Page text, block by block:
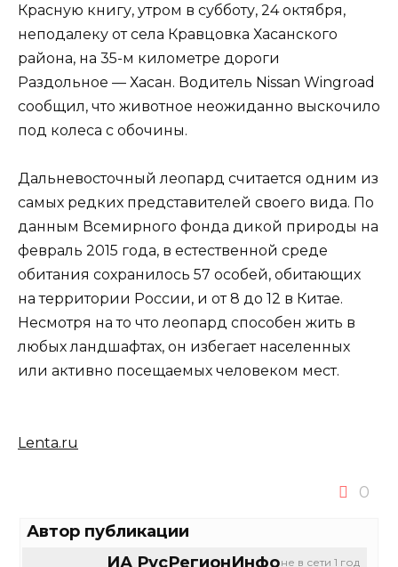
Красную книгу, утром в субботу, 24 октября,
неподалеку от села Кравцовка Хасанского
района, на 35-м километре дороги
Раздольное — Хасан. Водитель Nissan Wingroad
сообщил, что животное неожиданно выскочило
под колеса с обочины.
Дальневосточный леопард считается одним из
самых редких представителей своего вида. По
данным Всемирного фонда дикой природы на
февраль 2015 года, в естественной среде
обитания сохранилось 57 особей, обитающих
на территории России, и от 8 до 12 в Китае.
Несмотря на то что леопард способен жить в
любых ландшафтах, он избегает населенных
или активно посещаемых человеком мест.
Lenta.ru
0
Автор публикации
не в сети 1 год
ИА РусРегионИнфо